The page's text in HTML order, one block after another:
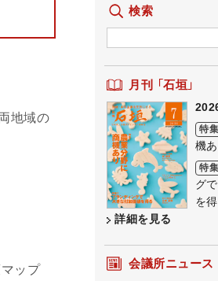
地域の
マップ
検索
月刊 「石垣」
特
機
特
グ
を
詳細を見る
会議所ニュース